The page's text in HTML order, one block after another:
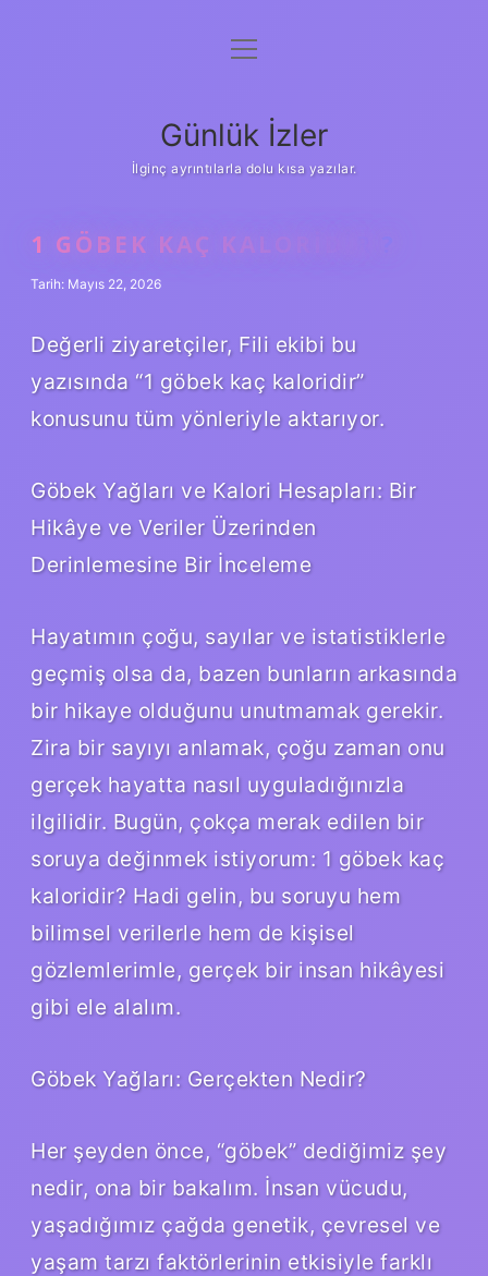
Anasayfa
Yasal Uyarı
menüyü
Günlük İzler
İlginç ayrıntılarla dolu kısa yazılar.
1 GÖBEK KAÇ KALORIDIR ?
Tarih: Mayıs 22, 2026
Değerli ziyaretçiler, Fili ekibi bu
yazısında “1 göbek kaç kaloridir”
konusunu tüm yönleriyle aktarıyor.
Göbek Yağları ve Kalori Hesapları: Bir
Hikâye ve Veriler Üzerinden
Derinlemesine Bir İnceleme
Hayatımın çoğu, sayılar ve istatistiklerle
geçmiş olsa da, bazen bunların arkasında
bir hikaye olduğunu unutmamak gerekir.
Zira bir sayıyı anlamak, çoğu zaman onu
gerçek hayatta nasıl uyguladığınızla
ilgilidir. Bugün, çokça merak edilen bir
soruya değinmek istiyorum: 1 göbek kaç
kaloridir? Hadi gelin, bu soruyu hem
bilimsel verilerle hem de kişisel
gözlemlerimle, gerçek bir insan hikâyesi
gibi ele alalım.
Göbek Yağları: Gerçekten Nedir?
Her şeyden önce, “göbek” dediğimiz şey
nedir, ona bir bakalım. İnsan vücudu,
yaşadığımız çağda genetik, çevresel ve
yaşam tarzı faktörlerinin etkisiyle farklı